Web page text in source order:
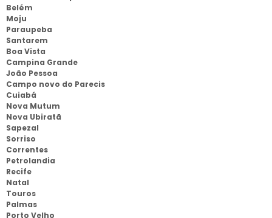
Belém
Moju
Paraupeba
Santarem
Boa Vista
Campina Grande
João Pessoa
Campo novo do Parecis
Cuiabá
Nova Mutum
Nova Ubiratã
Sapezal
Sorriso
Correntes
Petrolandia
Recife
Natal
Touros
Palmas
Porto Velho